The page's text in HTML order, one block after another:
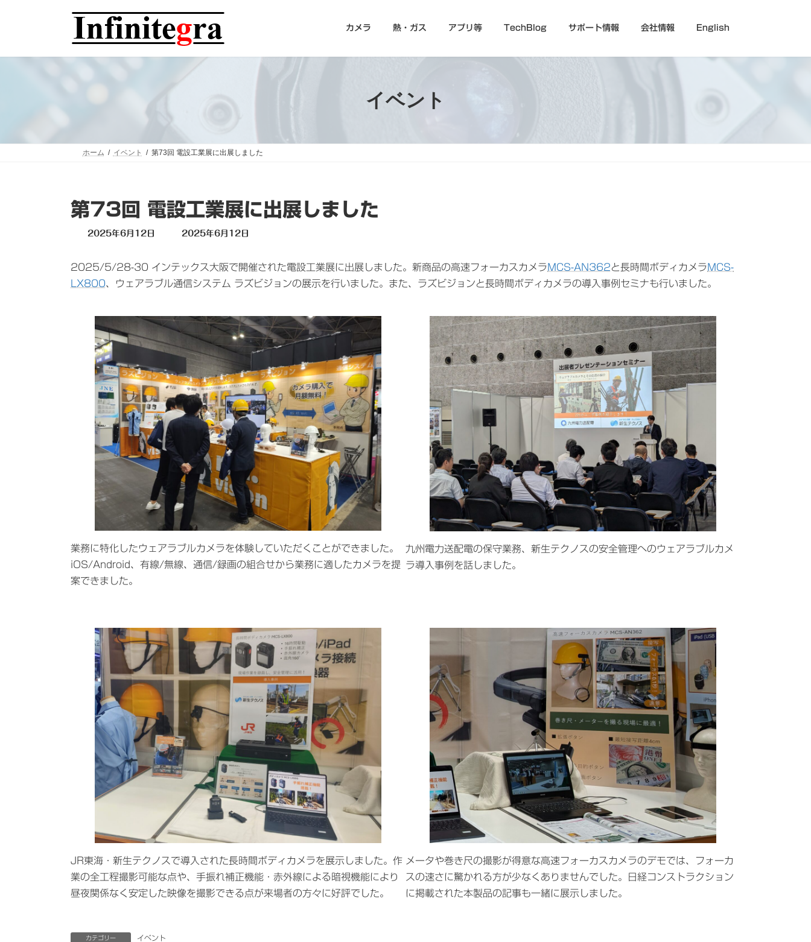
ツ
シ
カメラ 熱・ガス アプリ等 TechBlog サポート情報 会社情報 English
イベント
ホーム イベント 第73回 電設工業展に出展しました
第73回 電設工業展に出展しました
2025年6月12日
最
新
日
時
2025年6月12日
2025/5/28-30 インテックス大阪で開催された電設工業展に出展しました。新商品の高速フォーカスカメラMCS-AN362と長時間ボディカメラMCS-
LX800、ウェアラブル通信システム ラズビジョンの展示を行いました。また、ラズビジョンと長時間ボディカメラの導入事例セミナも行いました。
業務に特化したウェアラブルカメラを体験していただくことができました。
iOS/Android、有線/無線、通信/録画の組合せから業務に適したカメラを提
案できました。
九州電力送配電の保守業務、新生テクノスの安全管理へのウェアラブルカメ
ラ導入事例を話しました。
JR東海・新生テクノスで導入された長時間ボディカメラを展示しました。作
業の全工程撮影可能な点や、手振れ補正機能・赤外線による暗視機能により
昼夜関係なく安定した映像を撮影できる点が来場者の方々に好評でした。
メータや巻き尺の撮影が得意な高速フォーカスカメラのデモでは、フォーカ
スの速さに驚かれる方が少なくありませんでした。日経コンストラクション
に掲載された本製品の記事も一緒に展示しました。
カテゴリー イベント